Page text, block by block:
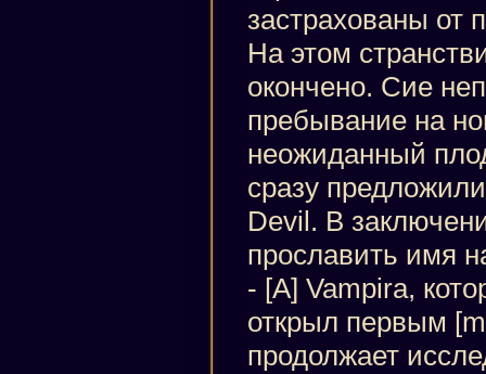
застрахованы от
На этом
окончено. Сие
пребывание на
неожиданный
сразу
Devil. В
прославить имя
- [A] Vampira,
открыл первым
продолжает